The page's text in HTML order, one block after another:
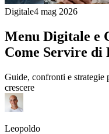
Digitale4 mag 2026
Menu Digitale e
Come Servire di
Guide, confronti e
crescere
Leopoldo